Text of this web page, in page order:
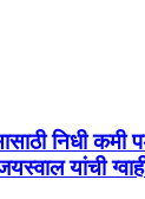
निधी कमी
यांची